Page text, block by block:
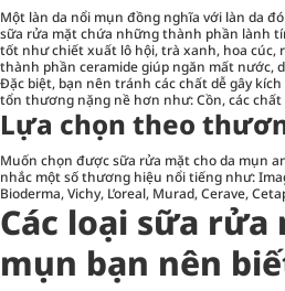
Một làn da nổi mụn đồng nghĩa với làn da
sữa rửa mặt chứa những thành phần lành
tốt như chiết xuất lô hội, trà xanh, hoa cúc,
thành phần ceramide giúp ngăn mất nước,
Đặc biệt, bạn nên tránh các chất dễ gây
tổn thương nặng nề hơn như: Cồn, các
Lựa chọn theo
Muốn chọn được sữa rửa mặt cho da mụn
nhắc một số thương hiệu nổi tiếng như:
Bioderma, Vichy, L’oreal, Murad, Cerave,
Các loại sữa rửa
mụn bạn nên